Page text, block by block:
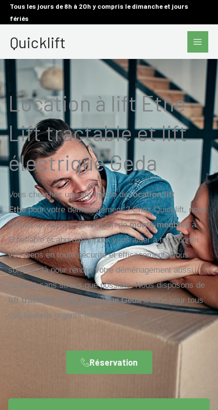
AllerTous les jours de 8h à 20h y compris le dimanche et jours
fériés
Quicklift
Main
Location à lift Ethe -
Lift tractable et lift
électrique Geda
Vous cherchez une entreprise delocation lift
Ethepour votre déménagement ? Chez Quicklift, nous
offrons un service de location demonte-meublesà
Ethefiable et abordable pour vous aider à transporter
vos biens en toute sécurité et efficacement. Nous
sommes là pour rendre votre déménagement aussi
facile et sans stress que possible. Nous disposons de
lift tractable et lift électrique Gedaà Ethe pour tous
vos besoins urgents ou sur RDV.
Réservation